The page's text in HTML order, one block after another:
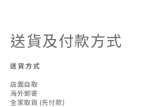
送貨及付款方式
送貨方式
店面自取
海外郵寄
全家取貨 (先付款)